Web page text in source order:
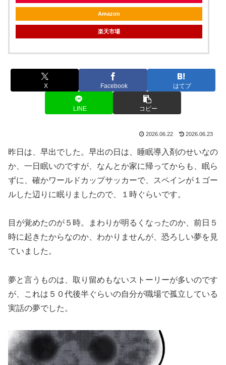
Amazon
楽天市場
X Facebook はてブ
LINE コピー
2026.06.22 2026.06.23
昨日は、早出でした。早出の日は、睡眠導入剤のせいなの
か、一日眠いのですが、なんとか家に帰ってからも、眠ら
ずに、確かワールドカップサッカーで、スペインが１ゴー
ルした辺りに眠りましたので、１時ぐらいです。
目が覚めたのが５時。まわりが明るくなったのか、前日５
時に起きたからなのか、わかりませんが、恐ろしい夢を見
ていました。
夢と言うものは、取り留めもないストーリーが多いのです
が、これは５０代後半ぐらいの自分が職場で孤立している
実話の夢でした。